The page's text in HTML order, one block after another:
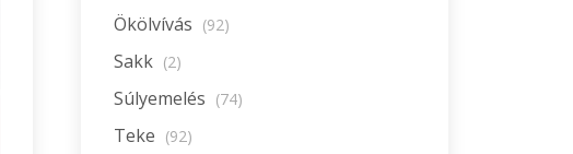
Ökölvívás (92)
Sakk (2)
Súlyemelés (74)
Teke (92)